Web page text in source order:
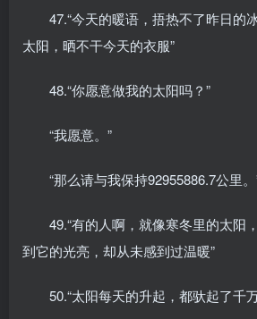
47.“今天的暖语，捂热不了昨日的
太阳，晒不干今天的衣服”
48.“你愿意做我的太阳吗？”
“我愿意。”
“那么请与我保持92955886.7公里。
49.“有的人啊，就像寒冬里的太阳
到它的光亮，却从未感到过温暖”
50.“太阳每天的升起，都驮起了千